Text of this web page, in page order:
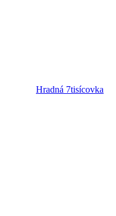
Hradná 7tisícovka